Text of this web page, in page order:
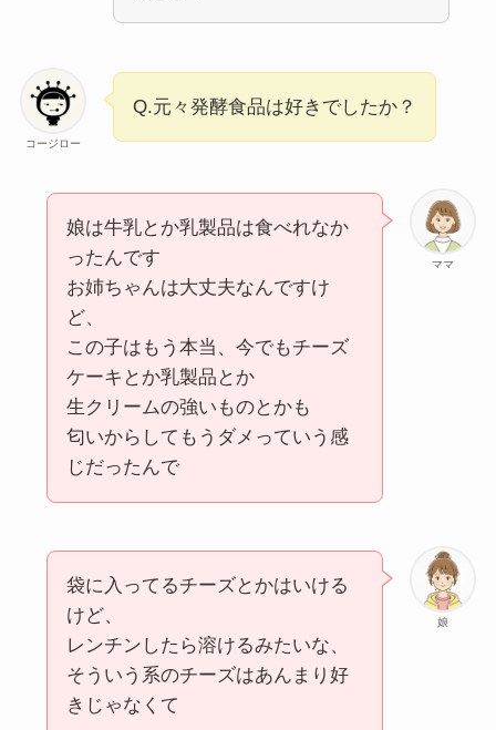
コージロー
Q.元々発酵食品は好きでしたか？
ママ
娘は牛乳とか乳製品は食べれなか
ったんです
お姉ちゃんは大丈夫なんですけ
ど、
この子はもう本当、今でもチーズ
ケーキとか乳製品とか
生クリームの強いものとかも
匂いからしてもうダメっていう感
じだったんで
娘
袋に入ってるチーズとかはいける
けど、
レンチンしたら溶けるみたいな、
そういう系のチーズはあんまり好
きじゃなくて